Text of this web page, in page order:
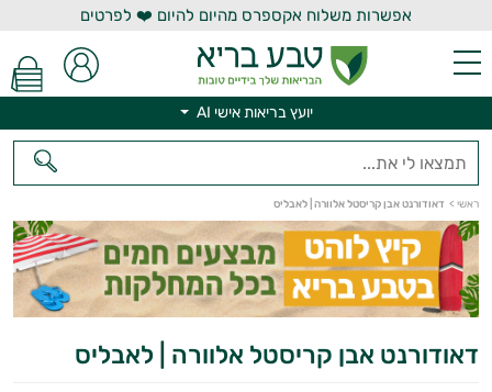
אפשרות משלוח אקספרס מהיום להיום ❤️ לפרטים
יועץ בריאות אישי AI
ראשי > דאודורנט אבן קריסטל אלוורה | לאבליס
דאודורנט אבן קריסטל אלוורה | לאבליס
יועץ בריאות אישי AI